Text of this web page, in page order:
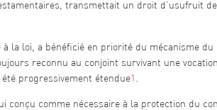
transmettait un droit d’usufruit
à la loi, a bénéficié en priorité du mécanisme
reconnu au conjoint survivant une
progressivement étendue1
conçu comme nécessaire à la protection du